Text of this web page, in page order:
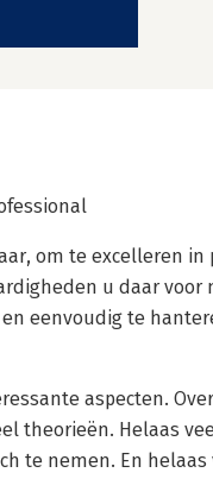
om te excelleren in
u daar voor
eenvoudig te
aspecten.
theorieën. Helaas
te nemen. En helaas